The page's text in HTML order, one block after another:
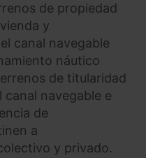
de propiedad
y
canal navegable
náutico
de titularidad
navegable e
de
a
y privado.